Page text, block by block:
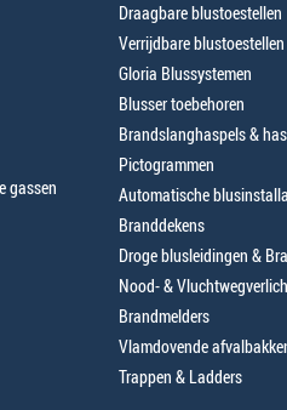
gassen
Draagbare blustoestellen
Verrijdbare blustoestellen
Gloria Blussystemen
Blusser toebehoren
Brandslanghaspels &
Pictogrammen
Automatische
Branddekens
Droge blusleidingen &
Nood- &
Brandmelders
Vlamdovende
Trappen & Ladders